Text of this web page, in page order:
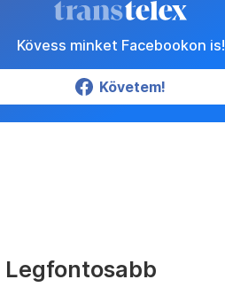
Kövess minket Facebookon is!
Követem!
Legfontosabb